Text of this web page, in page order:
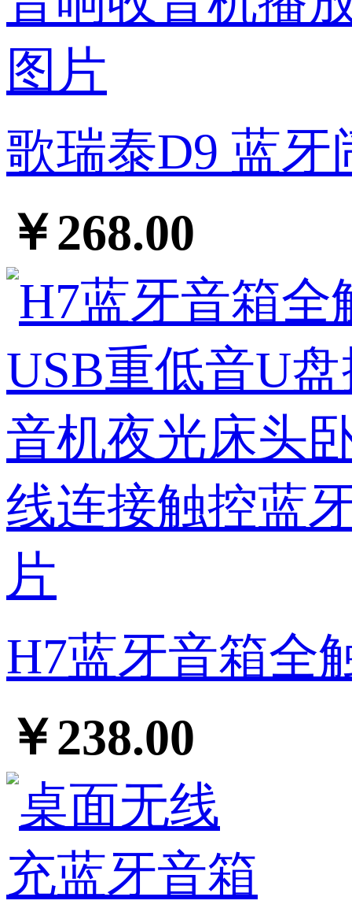
歌瑞泰D9 蓝牙
￥268.00
H7蓝牙音箱全
￥238.00